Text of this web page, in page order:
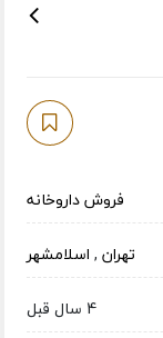
فروش داروخانه
تهران, اسلامشهر
4 سال قبل